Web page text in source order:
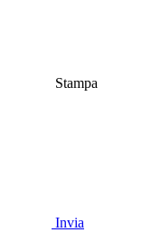
Stampa
Invia